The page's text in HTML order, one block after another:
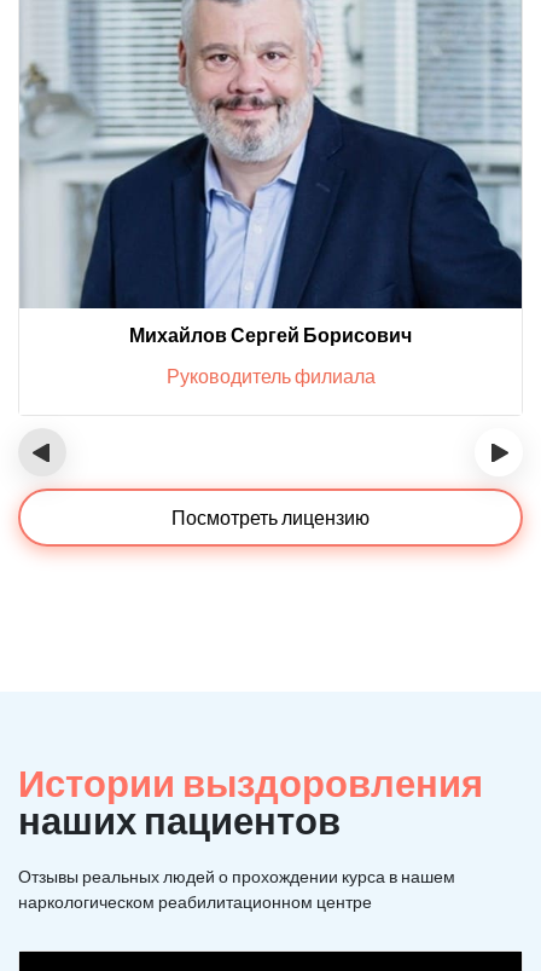
Михайлов Сергей Борисович
Руководитель филиала
‹ ›
Посмотреть лицензию
Истории выздоровления
наших пациентов
Отзывы реальных людей о прохождении курса в нашем
наркологическом реабилитационном центре